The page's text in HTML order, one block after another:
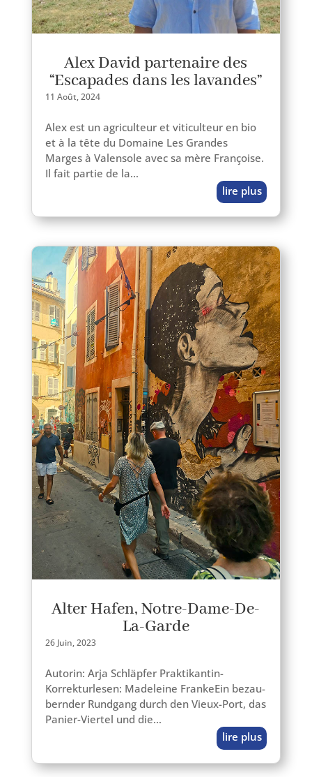
Alex David partenaire des
“Escapades dans les lavandes”
11 Août, 2024
Alex est un agri­cul­teur et viti­cul­teur en bio
et à la tête du Domaine Les Grandes
Marges à Valensole avec sa mère Françoise.
Il fait par­tie de la…
lire plus
Alter Hafen, Notre-Dame-De-
La-Garde
26 Juin, 2023
Autorin: Arja Schläpfer Praktikantin-
Korrekturlesen: Madeleine FrankeEin bezau­
bern­der Rundgang durch den Vieux-Port, das
Panier-Viertel und die…
lire plus